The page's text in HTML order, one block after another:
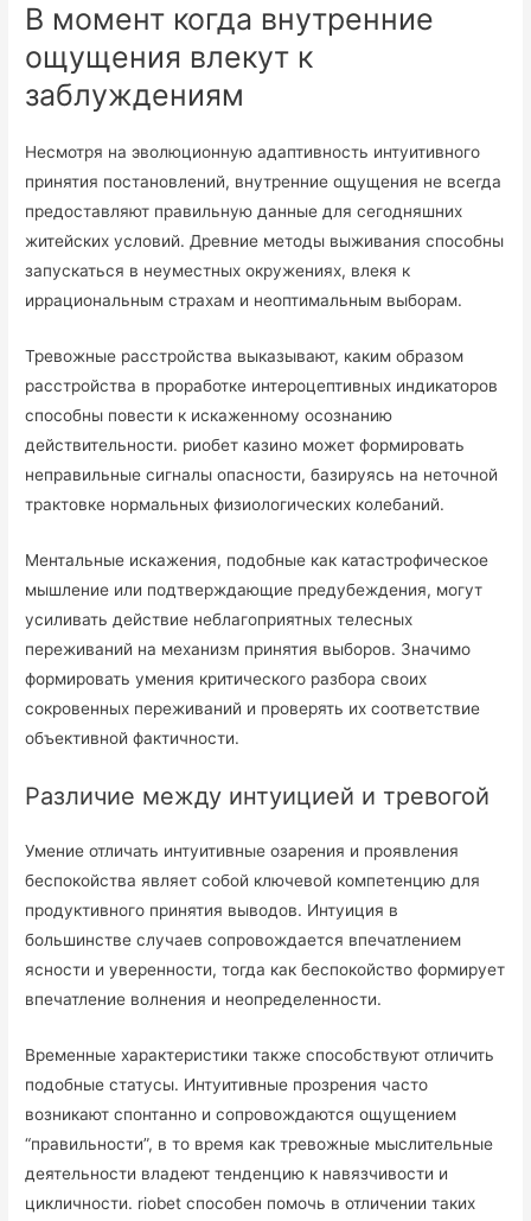
В момент когда внутренние
ощущения влекут к
заблуждениям
Несмотря на эволюционную адаптивность интуитивного
принятия постановлений, внутренние ощущения не всегда
предоставляют правильную данные для сегодняшних
житейских условий. Древние методы выживания способны
запускаться в неуместных окружениях, влекя к
иррациональным страхам и неоптимальным выборам.
Тревожные расстройства выказывают, каким образом
расстройства в проработке интероцептивных индикаторов
способны повести к искаженному осознанию
действительности. риобет казино может формировать
неправильные сигналы опасности, базируясь на неточной
трактовке нормальных физиологических колебаний.
Ментальные искажения, подобные как катастрофическое
мышление или подтверждающие предубеждения, могут
усиливать действие неблагоприятных телесных
переживаний на механизм принятия выборов. Значимо
формировать умения критического разбора своих
сокровенных переживаний и проверять их соответствие
объективной фактичности.
Различие между интуицией и тревогой
Умение отличать интуитивные озарения и проявления
беспокойства являет собой ключевой компетенцию для
продуктивного принятия выводов. Интуиция в
большинстве случаев сопровождается впечатлением
ясности и уверенности, тогда как беспокойство формирует
впечатление волнения и неопределенности.
Временные характеристики также способствуют отличить
подобные статусы. Интуитивные прозрения часто
возникают спонтанно и сопровождаются ощущением
“правильности”, в то время как тревожные мыслительные
деятельности владеют тенденцию к навязчивости и
цикличности. riobet способен помочь в отличении таких